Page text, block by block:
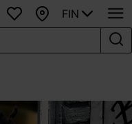
SuosikitKartta
FIN